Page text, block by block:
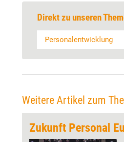
Direkt zu unseren
Personalentwicklung
Weitere Artikel zum
Zukunft Personal